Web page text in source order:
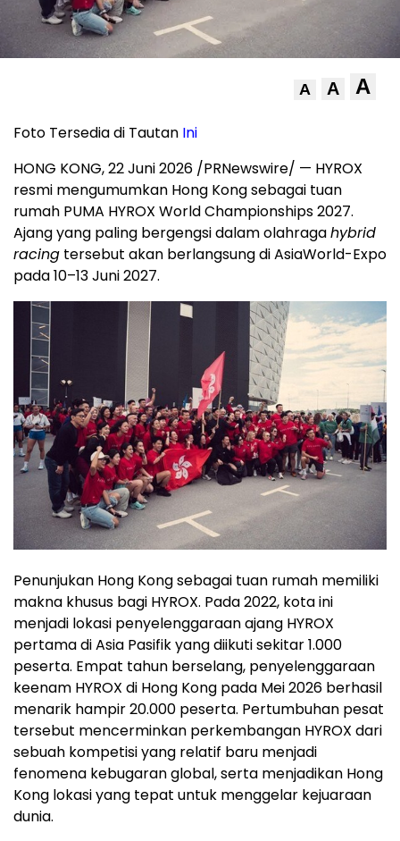
A A A
Foto Tersedia di Tautan Ini
HONG KONG, 22 Juni 2026 /PRNewswire/ — HYROX
resmi mengumumkan Hong Kong sebagai tuan
rumah PUMA HYROX World Championships 2027.
Ajang yang paling bergengsi dalam olahragahybrid
racing tersebut akan berlangsung di AsiaWorld-Expo
pada 10–13 Juni 2027.
Penunjukan Hong Kong sebagai tuan rumah memiliki
makna khusus bagi HYROX. Pada 2022, kota ini
menjadi lokasi penyelenggaraan ajang HYROX
pertama di Asia Pasifik yang diikuti sekitar 1.000
peserta. Empat tahun berselang, penyelenggaraan
keenam HYROX di Hong Kong pada Mei 2026 berhasil
menarik hampir 20.000 peserta. Pertumbuhan pesat
tersebut mencerminkan perkembangan HYROX dari
sebuah kompetisi yang relatif baru menjadi
fenomena kebugaran global, serta menjadikan Hong
Kong lokasi yang tepat untuk menggelar kejuaraan
dunia.